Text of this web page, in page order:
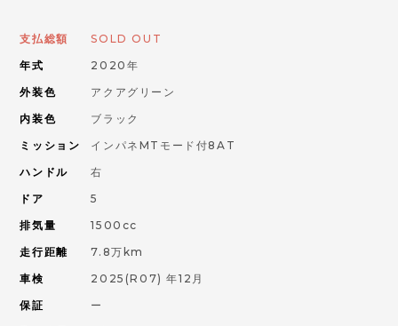
輸入車
PIKE CAR
パイクカー
支払総額
年式
外装色
内装色
ミッション
ハンドル
ドア
排気量
走行距離
車検
保証
SOLD OUT
2020年
アクアグリーン
ブラック
インパネMTモード付8AT
右
5
1500cc
7.8万km
2025(R07) 年12月
ー